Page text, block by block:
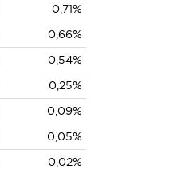
0,71%
0,66%
0,54%
0,25%
0,09%
0,05%
0,02%